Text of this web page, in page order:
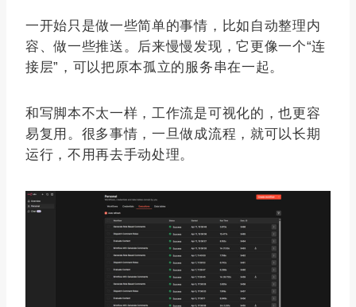
一开始只是做一些简单的事情，比如自动整理内
容、做一些推送。后来慢慢发现，它更像一个“连
接层”，可以把原本孤立的服务串在一起。
和写脚本不太一样，工作流是可视化的，也更容
易复用。很多事情，一旦做成流程，就可以长期
运行，不用再去手动处理。